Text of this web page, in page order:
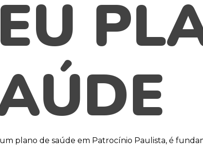
plano de saúde em Patrocínio Paulista, é